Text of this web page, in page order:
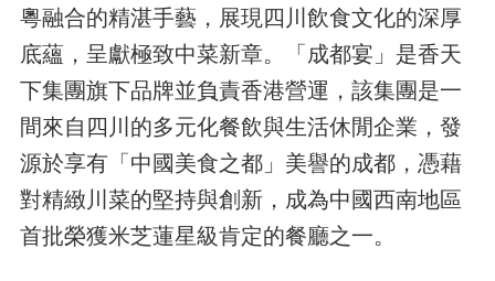
粵融合的精湛手藝，展現四川飲食文化的深厚
底蘊，呈獻極致中菜新章。「成都宴」是香天
下集團旗下品牌並負責香港營運，該集團是一
間來自四川的多元化餐飲與生活休閒企業，發
源於享有「中國美食之都」美譽的成都，憑藉
對精緻川菜的堅持與創新，成為中國西南地區
首批榮獲米芝蓮星級肯定的餐廳之一。